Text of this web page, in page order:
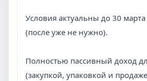
Условия актуальны до 30 марта
(после уже не нужно).
Полностью пассивный доход
(закупкой, упаковкой и